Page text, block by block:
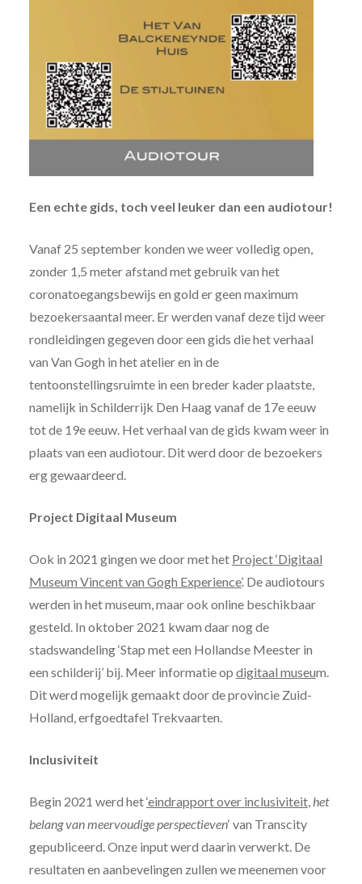
Een echte gids, toch veel leuker dan een audiotour!
Vanaf 25 september konden we weer volledig open,
zonder 1,5 meter afstand met gebruik van het
coronatoegangsbewijs en gold er geen maximum
bezoekersaantal meer. Er werden vanaf deze tijd weer
rondleidingen gegeven door een gids die het verhaal
van Van Gogh in het atelier en in de
tentoonstellingsruimte in een breder kader plaatste,
namelijk in Schilderrijk Den Haag vanaf de 17e eeuw
tot de 19e eeuw. Het verhaal van de gids kwam weer in
plaats van een audiotour. Dit werd door de bezoekers
erg gewaardeerd.
Project Digitaal Museum
Ook in 2021 gingen we door met het Project ‘Digitaal
Museum Vincent van Gogh Experience’. De audiotours
werden in het museum, maar ook online beschikbaar
gesteld. In oktober 2021 kwam daar nog de
stadswandeling ‘Stap met een Hollandse Meester in
een schilderij’ bij. Meer informatie op digitaal museum.
Dit werd mogelijk gemaakt door de provincie Zuid-
Holland, erfgoedtafel Trekvaarten.
Inclusiviteit
Begin 2021 werd het‘eindrapport over inclusiviteit,het
belang van meervoudige perspectieven‘ van Transcity
gepubliceerd. Onze input werd daarin verwerkt. De
resultaten en aanbevelingen zullen we meenemen voor